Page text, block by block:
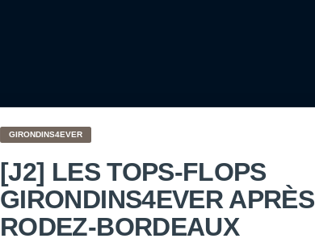
GIRONDINS4EVER
[J2] LES TOPS-FLOPS
GIRONDINS4EVER APRÈS
RODEZ-BORDEAUX